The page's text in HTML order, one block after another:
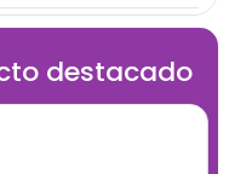
destacado